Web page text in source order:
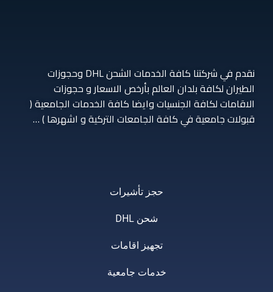
نقدم في شركتنا كافة الخدمات الشحن DHL وحجوزات
الطيران لكافة بلدان العالم بأرخص الاسعار و حجوزات
الاقامات لكافة الجنسيات وايضا كافة الخدمات الجامعية (
قبولات جامعية في كافة الجامعات التركية و اشهرها ) …
حجز تأشيرات
شحن DHL
تجهيز اقامات
خدمات جامعية